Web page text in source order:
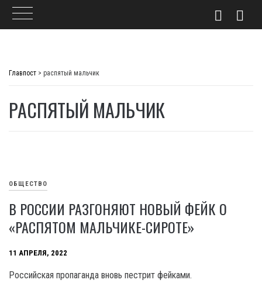
Главпост > распятый мальчик
РАСПЯТЫЙ МАЛЬЧИК
ОБЩЕСТВО
В РОССИИ РАЗГОНЯЮТ НОВЫЙ ФЕЙК О
«РАСПЯТОМ МАЛЬЧИКЕ-СИРОТЕ»
11 АПРЕЛЯ, 2022
Российская пропаганда вновь пестрит фейками.